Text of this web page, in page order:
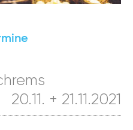
20.11. + 21.11.2021